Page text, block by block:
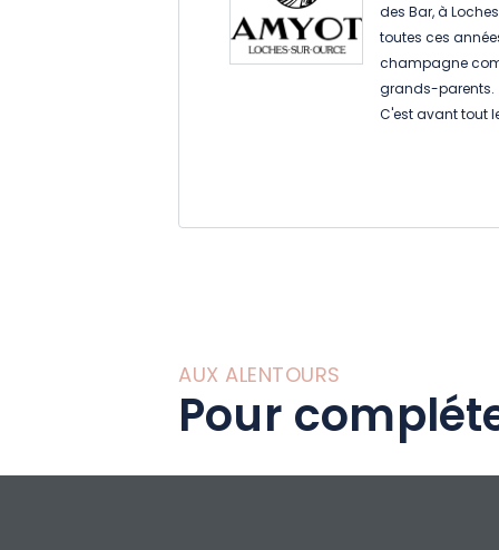
des Bar, à
toutes ces
champagne
grands-parents.
C'est avant tout
AUX ALENTOURS
Pour